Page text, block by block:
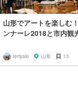
山形でアートを楽しむ
ンナーレ2018と市内観
teriyaki 山形 13